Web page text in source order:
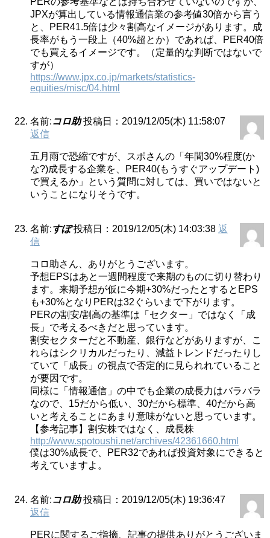
JPXが算出している情報通信業の参考値30倍から言う
と、PER41.5倍は少々割高なイメージがあります。成
長率がもう一段上（40%超とか）であれば、PER40倍
でも買えるイメージです。（定量的な判断ではないで
すが）
https://www.jpx.co.jp/markets/statistics-
equities/misc/04.html
名前:コロ助 投稿日：2019/12/05(木) 11:58:07
返信
五月雨で恐縮ですが、スポさんの「年間30%程度(か
な?)成長する企業を、PER40(もうすぐアップデート)
で買えるか」という質問に対しては、買いではないと
いうことになりそうです。
名前:すぽ 投稿日：2019/12/05(木) 14:03:38 返
信
コロ助さん、ありがとうございます。
予想EPSはあと一週間程度で来期のものに切り替わり
ます。来期予想が仮に今期+30%だったとするとEPS
も+30%となりPERは32ぐらいまで下がります。
PERの割安/割高の基準は「セクター」ではなく「成
長」で考えるべきだと思っています。
割安セクターだと不動産、銀行などがありますが、こ
れらはシクリカルだったり、減益トレンドだったりし
ていて「成長」の視点で否定的に見られれていること
が要因です。
同様に「情報通信」の中でも企業の成長力はバラバラ
なので、15だから低い、30だから標準、40だから高
いと考えることにあまり意味がないと思っています。
【参考記事】割安株ではなく、成長株
http://www.spotoushi.net/archives/42361660.html
僕は30%成長で、PER32であれば投資対象にできると
考えていますよ。
名前:コロ助 投稿日：2019/12/05(木) 19:36:47
返信
PERに関するご指摘、記事の提供ありがとうございま